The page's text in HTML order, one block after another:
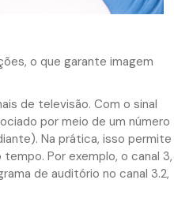
o que garante imagem
de televisão. Com o sinal
por meio de um número
Na prática, isso permite
Por exemplo, o canal 3,
de auditório no canal 3.2,